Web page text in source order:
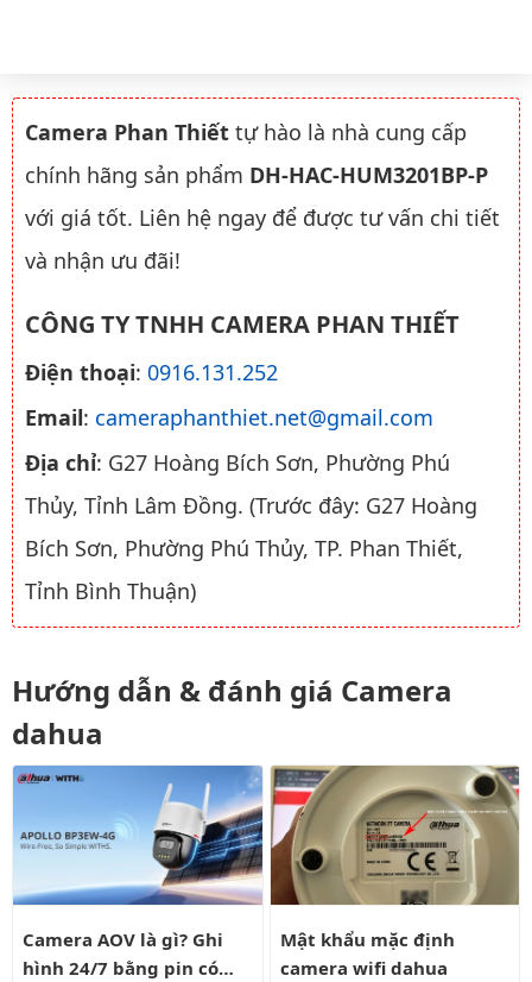
Camera Phan Thiết tự hào là nhà cung cấp
chính hãng sản phẩm DH-HAC-HUM3201BP-P
với giá tốt. Liên hệ ngay để được tư vấn chi tiết
và nhận ưu đãi!
CÔNG TY TNHH CAMERA PHAN THIẾT
Điện thoại: 0916.131.252
Email: cameraphanthiet.net@gmail.com
Địa chỉ: G27 Hoàng Bích Sơn, Phường Phú
Thủy, Tỉnh Lâm Đồng. (Trước đây: G27 Hoàng
Bích Sơn, Phường Phú Thủy, TP. Phan Thiết,
Tỉnh Bình Thuận)
Hướng dẫn & đánh giá Camera
dahua
Camera AOV là gì? Ghi hình 24/7 bằng pin có liên tục?
Camera AOV là gì? Ghi
hình 24/7 bằng pin có
Mật khẩu mặc định camera
Mật khẩu mặc định
camera wifi dahua